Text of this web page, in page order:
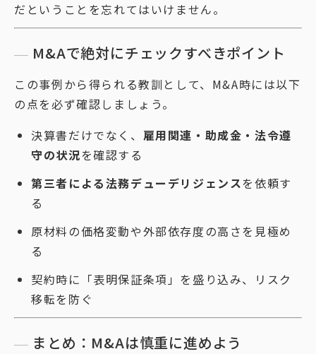
だということを忘れてはいけません。
M&Aで絶対にチェックすべきポイント
この事例から得られる教訓として、M&A時には以下
の点を必ず確認しましょう。
決算書だけでなく、 雇用関連・助成金・法令遵
守の状況を確認する
第三者による法務デューデリジェンスを依頼す
る
原材料の価格変動や外部依存度の高さを見極め
る
契約時に「表明保証条項」を盛り込み、リスク
移転を防ぐ
まとめ：M&Aは慎重に進めよう